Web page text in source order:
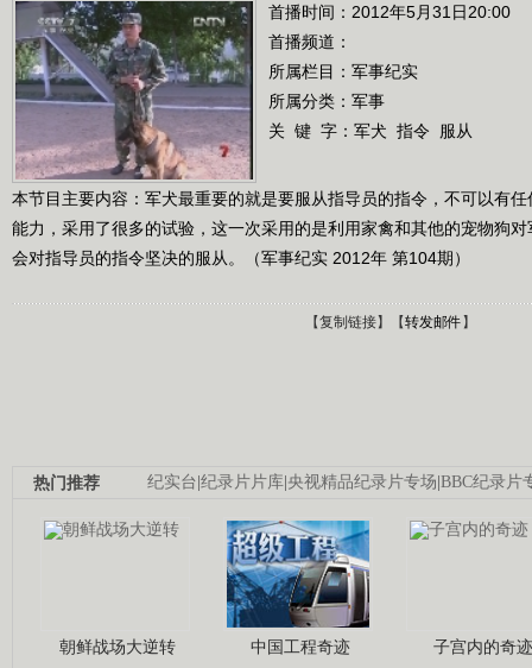
首播时间：2012年5月31日20:00
首播频道：
所属栏目： 军事纪实
所属分类：军事
关 键 字： 军犬 指令 服从
本节目主要内容：军犬最重要的就是要服从指导员的指令，不可以有
能力，采用了很多的试验，这一次采用的是利用家禽和其他的宠物狗
会对指导员的指令坚决的服从。（军事纪实 2012年 第104期）
【复制链接】【转发邮件】
纪实台|纪录片片库|央视精品纪录片专场|BBC纪录片
热门推荐
朝鲜战场大逆转 中国工程奇迹 子宫内的奇迹